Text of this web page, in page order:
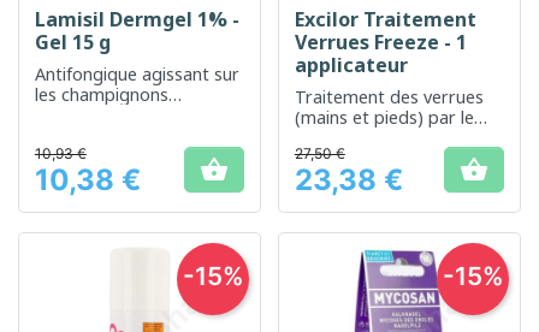
Lamisil Dermgel 1% -
Gel 15 g
Antifongique agissant sur
les champignons
Prix
10,93 €
10,38 € 
Excilor Traitement
Verrues Freeze - 1
applicateur
Traitement des verrues
(mains et pieds) par le
Prix
27,50 €
23,38 € 
-15% -15%